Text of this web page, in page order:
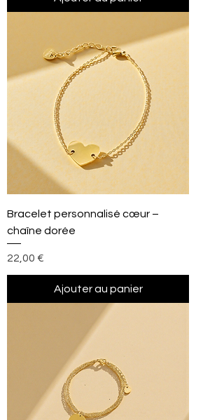
Bracelet personnalisé cœur –
chaîne dorée
Prix
22,00 €
Ajouter au panier